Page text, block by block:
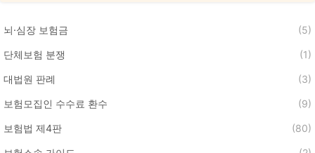
뇌·심장 보험금 (5)
단체보험 분쟁 (1)
대법원 판례 (3)
보험모집인 수수료 환수 (9)
보험법 제4판 (80)